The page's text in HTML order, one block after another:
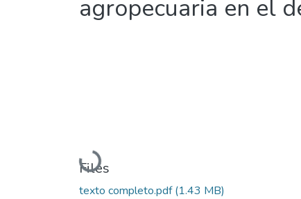
agropecuaria en el
Loading...
Files
texto completo.pdf(1.43 MB)